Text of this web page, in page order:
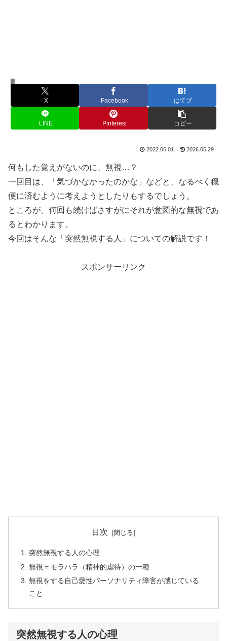
モラルハラスメント
X Facebook はてブ
LINE Pinterest コピー
2022.06.01 2026.05.29
何もした覚えがないのに、無視…？
一回目は、「気づかなかったのかな」などと、なるべく穏
便に済むように考えようとしたりもするでしょう。
ところが、何回も続けばさすがにそれが意図的な無視であ
るとわかります。
今回はそんな「突然無視する人」についての解説です！
スポンサーリンク
目次
突然無視する人の心理
無視＝モラハラ（精神的虐待）の一種
無視をする自己愛性パーソナリティ障害が感じている
こと
突然無視する人の心理